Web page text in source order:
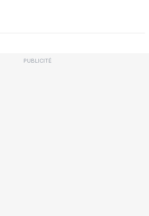
PUBLICITÉ